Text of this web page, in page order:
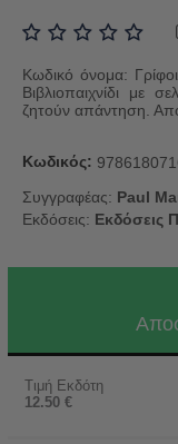
Κωδικό όνομα:
Βιβλιοπαιχνίδι με
ζητούν απάντηση.
Κωδικός:
Συγγραφέας: Paul
Εκδόσεις: Εκδόσεις
Τιμή Εκδότη
12.50 €